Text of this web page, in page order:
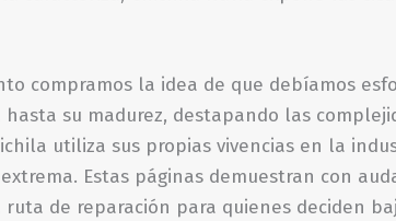
compramos la idea de que debíamos
su madurez, destapando las
utiliza sus propias vivencias en la
Estas páginas demuestran con
de reparación para quienes deciden